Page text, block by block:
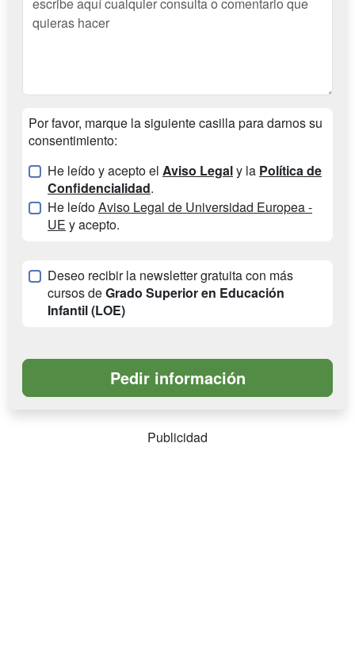
Por favor, marque la siguiente casilla para darnos su
consentimiento:
He leído y acepto el Aviso Legaly la Política de
Confidencialidad.
He leídoAviso Legal de Universidad Europea -
UE y acepto.
Deseo recibir la newsletter gratuita con más
cursos deGrado Superior en Educación
Infantil (LOE)
Publicidad